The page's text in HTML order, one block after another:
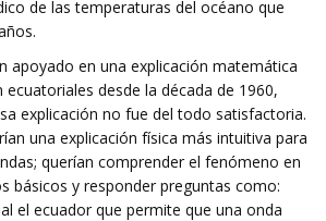
de las temperaturas del océano que
apoyado en una explicación matemática
ecuatoriales desde la década de 1960,
explicación no fue del todo satisfactoria.
una explicación física más intuitiva para
querían comprender el fenómeno en
básicos y responder preguntas como:
el ecuador que permite que una onda